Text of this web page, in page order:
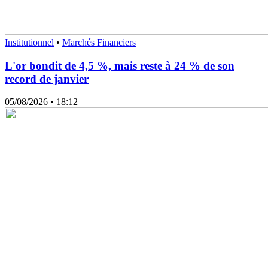
Institutionnel • Marchés Financiers
L'or bondit de 4,5 %, mais reste à 24 % de son
record de janvier
05/08/2026 • 18:12